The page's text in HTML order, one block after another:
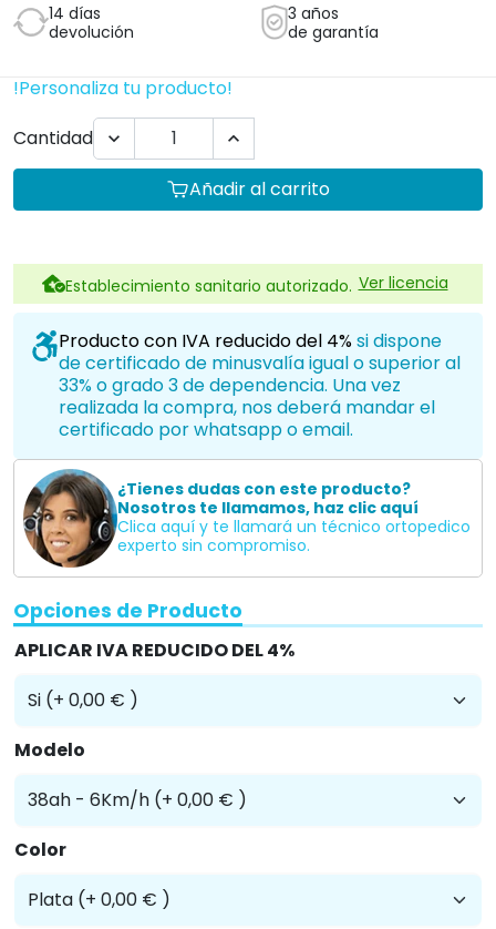
14 días
devolución
3 años
de garantía
!Personaliza tu producto!
Cantidad
 
Añadir al carrito
Establecimiento sanitario autorizado. Ver licencia
Producto con IVA reducido del 4%si dispone
de certificado de minusvalía igual o superior al
33% o grado 3 de dependencia. Una vez
realizada la compra, nos deberá mandar el
certificado por whatsapp o email.
¿Tienes dudas con este producto?
Nosotros te llamamos, haz clic aquí
Clica aquí y te llamará un técnico ortopedico
experto sin compromiso.
Opciones de Producto
APLICAR IVA REDUCIDO DEL 4%
Modelo
Color